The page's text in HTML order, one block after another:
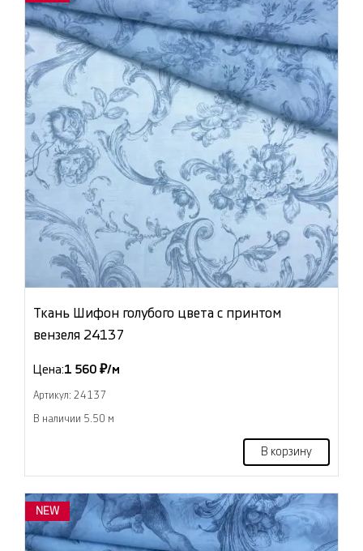
Ткань Шифон голубого цвета с принтом
вензеля 24137
Цена:1 560 ₽/м
Артикул: 24137
В наличии 5.50 м
В корзину
NEW